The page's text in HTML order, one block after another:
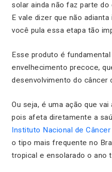
solar ainda não faz parte
E vale dizer que não
você pula essa etapa tão
Esse produto é
envelhecimento precoce,
desenvolvimento do câncer
Ou seja, é uma ação que
pois afeta diretamente a
Instituto Nacional de Câncer
o tipo mais frequente no
tropical e ensolarado o ano